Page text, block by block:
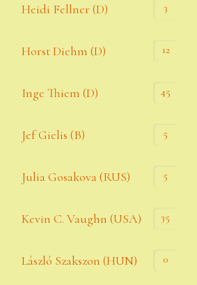
Heidi Fellner (D) 3
Horst Diehm (D) 12
Inge Thiem (D) 45
Jef Gielis (B) 5
Julia Gosakova (RUS) 5
Kevin C. Vaughn (USA) 35
László Szakszon (HUN) 0